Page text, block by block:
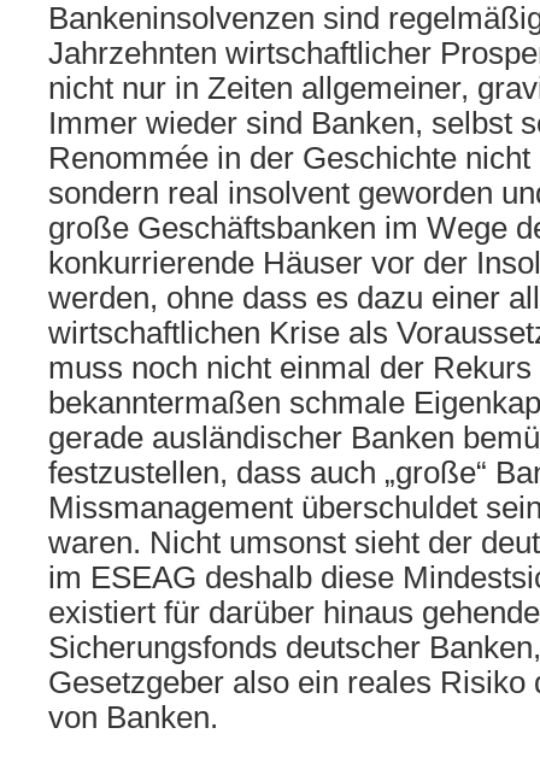
Bankeninsolvenzen sind
Jahrzehnten wirtschaftlicher
nicht nur in Zeiten allgemeiner,
Immer wieder sind Banken, selbst
Renommée in der Geschichte
sondern real insolvent geworden
große Geschäftsbanken im Wege
konkurrierende Häuser vor der
werden, ohne dass es dazu einer
wirtschaftlichen Krise als
muss noch nicht einmal der Rekurs
bekanntermaßen schmale
gerade ausländischer Banken
festzustellen, dass auch „große“
Missmanagement überschuldet
waren. Nicht umsonst sieht der
im ESEAG deshalb diese
existiert für darüber hinaus
Sicherungsfonds deutscher
Gesetzgeber also ein reales Risiko
von Banken.